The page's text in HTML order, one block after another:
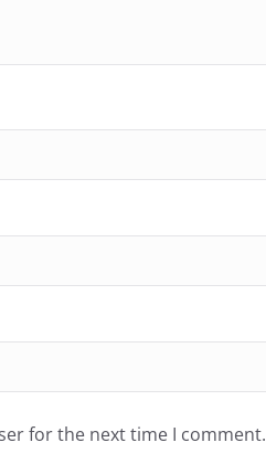
for the next time I comment.